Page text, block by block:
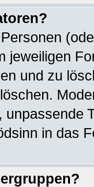
jeweiligen
und zu
unpassende
in das